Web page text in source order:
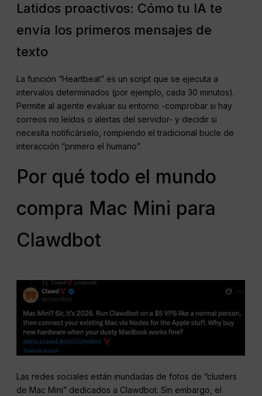
Latidos proactivos: Cómo tu IA te
envía los primeros mensajes de
texto
La función “Heartbeat” es un script que se ejecuta a
intervalos determinados (por ejemplo, cada 30 minutos).
Permite al agente evaluar su entorno -comprobar si hay
correos no leídos o alertas del servidor- y decidir si
necesita notificárselo, rompiendo el tradicional bucle de
interacción “primero el humano”.
Por qué todo el mundo
compra Mac Mini para
Clawdbot
Las redes sociales están inundadas de fotos de “clusters
de Mac Mini” dedicados a Clawdbot. Sin embargo, el